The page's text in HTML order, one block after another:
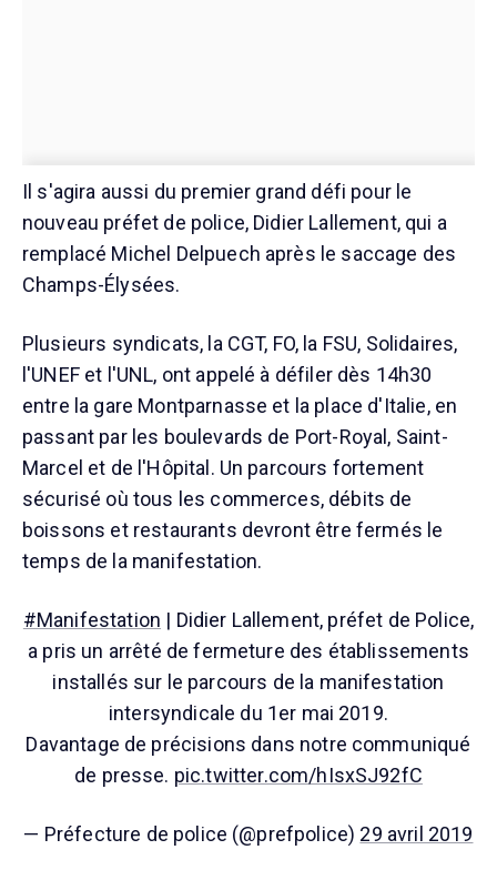
Il s'agira aussi du premier grand défi pour le
nouveau préfet de police, Didier Lallement, qui a
remplacé Michel Delpuech après le saccage des
Champs-Élysées.
Plusieurs syndicats, la CGT, FO, la FSU, Solidaires,
l'UNEF et l'UNL, ont appelé à défiler dès 14h30
entre la gare Montparnasse et la place d'Italie, en
passant par les boulevards de Port-Royal, Saint-
Marcel et de l'Hôpital. Un parcours fortement
sécurisé où tous les commerces, débits de
boissons et restaurants devront être fermés le
temps de la manifestation.
#Manifestation | Didier Lallement, préfet de Police,
a pris un arrêté de fermeture des établissements
installés sur le parcours de la manifestation
intersyndicale du 1er mai 2019.
Davantage de précisions dans notre communiqué
de presse. pic.twitter.com/hIsxSJ92fC
— Préfecture de police (@prefpolice) 29 avril 2019